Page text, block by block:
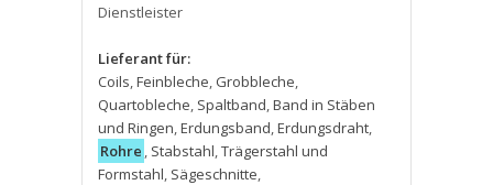
Dienstleister
Lieferant für:
Coils,Feinbleche, Grobbleche,
Quartobleche, Spaltband,Band in Stäben
und Ringen,Erdungsband,Erdungsdraht,
Rohre , Stabstahl,Trägerstahl und
Formstahl, Sägeschnitte,